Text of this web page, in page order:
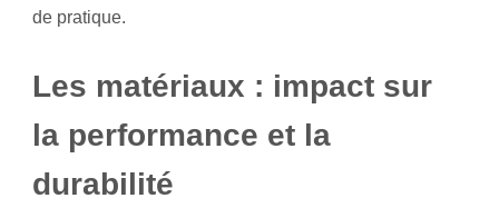
de pratique.
Les matériaux : impact sur
la performance et la
durabilité